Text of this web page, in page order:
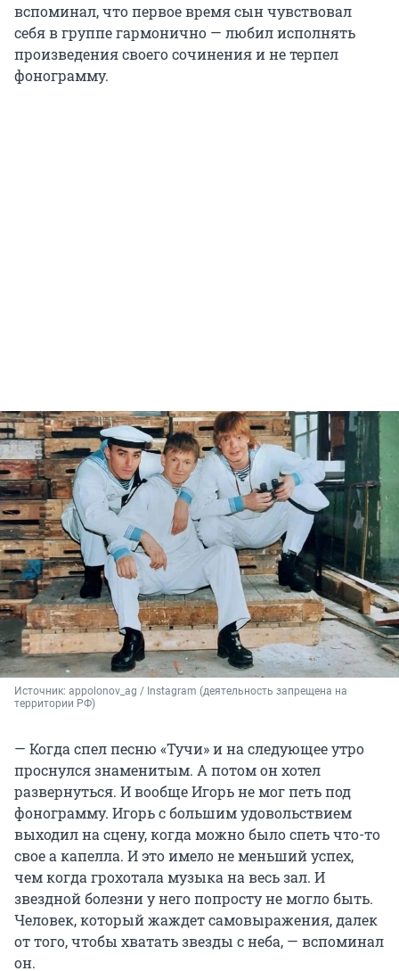
вспоминал, что первое время сын чувствовал
себя в группе гармонично — любил исполнять
произведения своего сочинения и не терпел
фонограмму.
Источник: appolonov_ag / Instagram (деятельность запрещена на
территории РФ)
— Когда спел песню «Тучи» и на следующее утро
проснулся знаменитым. А потом он хотел
развернуться. И вообще Игорь не мог петь под
фонограмму. Игорь с большим удовольствием
выходил на сцену, когда можно было спеть что-то
свое а капелла. И это имело не меньший успех,
чем когда грохотала музыка на весь зал. И
звездной болезни у него попросту не могло быть.
Человек, который жаждет самовыражения, далек
от того, чтобы хватать звезды с неба, — вспоминал
он.